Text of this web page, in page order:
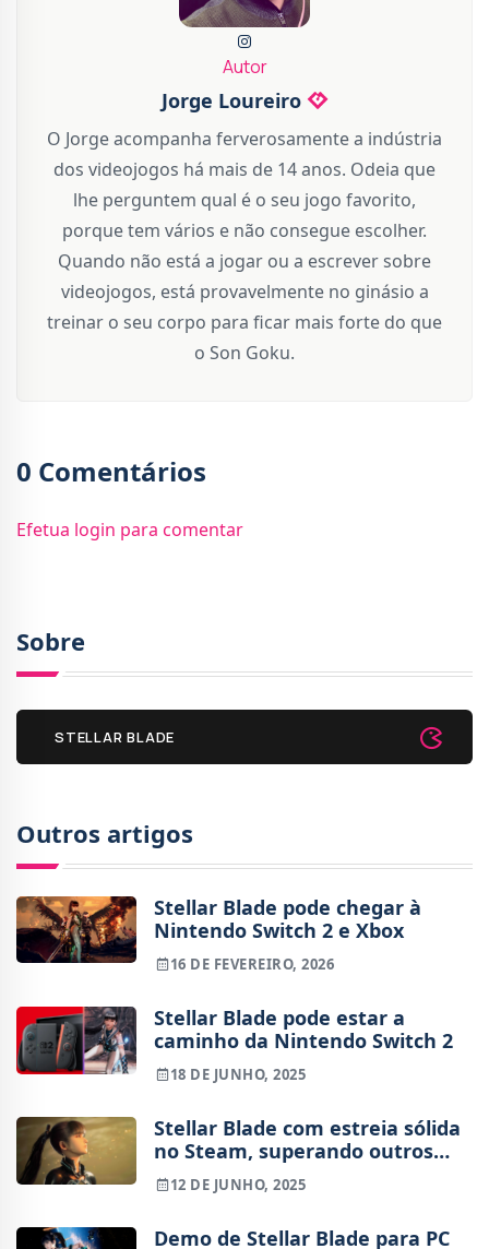
Autor
Jorge Loureiro
O Jorge acompanha ferverosamente a indústria
dos videojogos há mais de 14 anos. Odeia que
lhe perguntem qual é o seu jogo favorito,
porque tem vários e não consegue escolher.
Quando não está a jogar ou a escrever sobre
videojogos, está provavelmente no ginásio a
treinar o seu corpo para ficar mais forte do que
o Son Goku.
0 Comentários
Efetua login para comentar
Sobre
STELLAR BLADE
Outros artigos
Stellar Blade pode chegar à
Nintendo Switch 2 e Xbox
16 DE FEVEREIRO, 2026
Stellar Blade pode estar a
caminho da Nintendo Switch 2
18 DE JUNHO, 2025
Stellar Blade com estreia sólida
no Steam, superando outros
exclusivos PlayStation
12 DE JUNHO, 2025
Demo de Stellar Blade para PC